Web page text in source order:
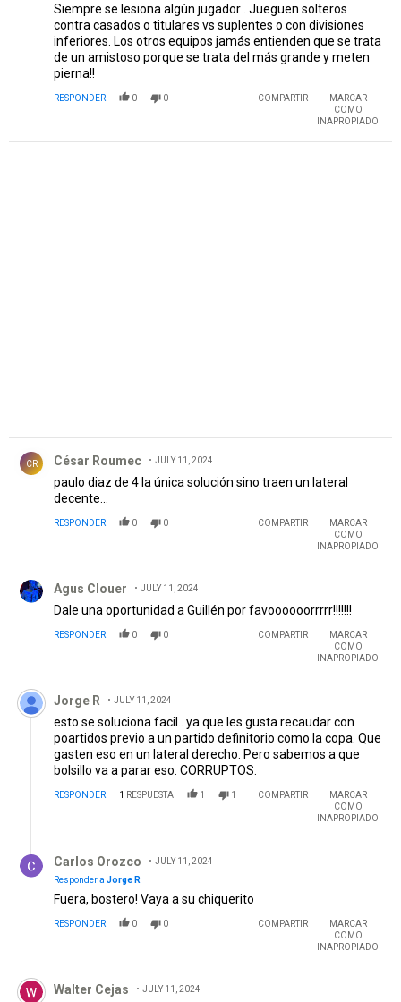
Siempre se lesiona algún jugador . Jueguen solteros
contra casados o titulares vs suplentes o con divisiones
inferiores. Los otros equipos jamás entienden que se trata
de un amistoso porque se trata del más grande y meten
pierna!!
RESPONDER 0 0 COMPARTIR
MARCAR
COMO
INAPROPIADO
CR César Roumec JULY 11, 2024
paulo diaz de 4 la única solución sino traen un lateral
decente...
RESPONDER 0 0 COMPARTIR
MARCAR
COMO
INAPROPIADO
Agus Clouer JULY 11, 2024
Dale una oportunidad a Guillén por favoooooorrrrr!!!!!!!
RESPONDER 0 0 COMPARTIR
MARCAR
COMO
INAPROPIADO
Comentario de Jorge R.
Jorge R JULY 11, 2024
esto se soluciona facil.. ya que les gusta recaudar con
poartidos previo a un partido definitorio como la copa. Que
gasten eso en un lateral derecho. Pero sabemos a que
bolsillo va a parar eso. CORRUPTOS.
RESPONDER 1 RESPUESTA 1 1 COMPARTIR
MARCAR
COMO
INAPROPIADO
Carlos Orozco
JULY 11, 2024
Responder a Jorge R
Fuera, bostero! Vaya a su chiquerito
RESPONDER 0 0 COMPARTIR
MARCAR
COMO
INAPROPIADO
Comentario de Walter Cejas.
Walter Cejas JULY 11, 2024